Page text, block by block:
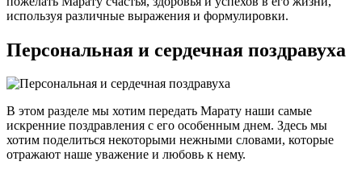
используя различные выражения и формулировки.
Персональная и сердечная поздравуха
В этом разделе мы хотим передать Марату наши самые
искренние поздравления с его особенным днем. Здесь мы
хотим поделиться некоторыми нежными словами, которые
отражают наше уважение и любовь к нему.